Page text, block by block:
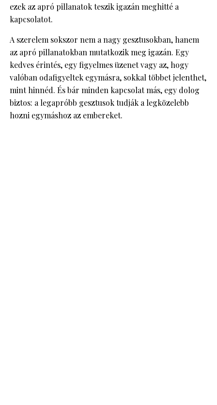
ezek az apró pillanatok teszik igazán meghitté a
kapcsolatot.
A szerelem sokszor nem a nagy gesztusokban, hanem
az apró pillanatokban mutatkozik meg igazán. Egy
kedves érintés, egy figyelmes üzenet vagy az, hogy
valóban odafigyeltek egymásra, sokkal többet jelenthet,
mint hinnéd. És bár minden kapcsolat más, egy dolog
biztos: a legapróbb gesztusok tudják a legközelebb
hozni egymáshoz az embereket.